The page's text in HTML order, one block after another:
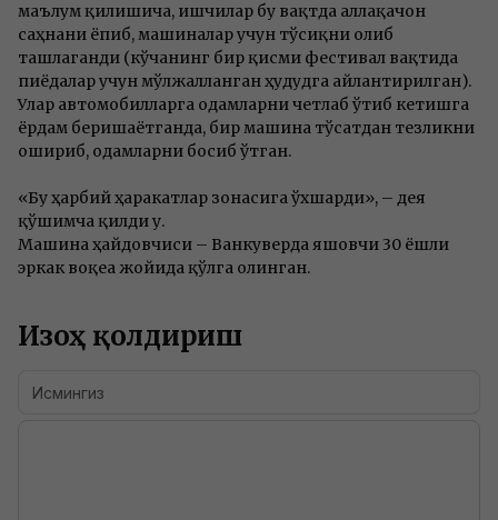
маълум қилишича, ишчилар бу вақтда аллақачон
саҳнани ёпиб, машиналар учун тўсиқни олиб
ташлаганди (кўчанинг бир қисми фестивал вақтида
пиёдалар учун мўлжалланган ҳудудга айлантирилган).
Улар автомобилларга одамларни четлаб ўтиб кетишга
ёрдам беришаётганда, бир машина тўсатдан тезликни
ошириб, одамларни босиб ўтган.
«Бу ҳарбий ҳаракатлар зонасига ўхшарди», – дея
қўшимча қилди у.
Машина ҳайдовчиси – Ванкуверда яшовчи 30 ёшли
эркак воқеа жойида қўлга олинган.
Изоҳ қолдириш